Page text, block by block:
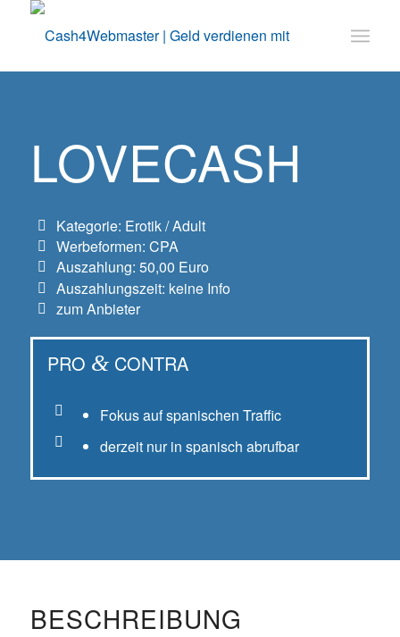
LOVECASH
Kategorie: Erotik / Adult
Werbeformen: CPA
Auszahlung: 50,00 Euro
Auszahlungszeit: keine Info
zum Anbieter
PRO &CONTRA
Fokus auf spanischen Traffic
derzeit nur in spanisch abrufbar
BESCHREIBUNG